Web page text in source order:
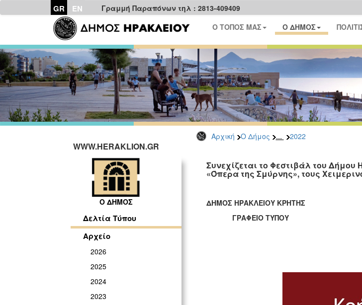
GR EN Γραμμή Παραπόνων τηλ : 2813-409409
Ο ΤΟΠΟΣ ΜΑΣ Ο ΔΗΜΟΣ
Αρχική Ο Δήμος ... 2022
WWW.HERAKLION.GR
Ο ΔΗΜΟΣ
Δελτία Τύπου
Αρχείο
2026
2025
2024
2023
Συνεχίζεται το Φεστιβάλ του Δήμου
«Όπερα της Σμύρνης», τους
ΔΗΜΟΣ ΗΡΑΚΛΕΙΟΥ ΚΡΗΤΗΣ
ΓΡΑΦΕΙΟ ΤΥΠΟΥ